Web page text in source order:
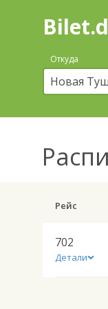
Поиск
покупка
билетов
автобус
онлайн
Откуда
Рейс
702
Детали